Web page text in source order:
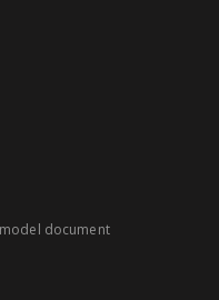
document